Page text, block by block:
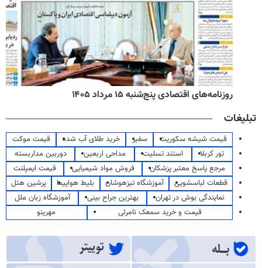
روزنامه‌های اقتصادی پنج‌شنبه ۱۵ مرداد ۱۴۰۵
تبلیغات
قیمت شیشه سکوریت سفیر خرید طلای آب شده
قیمت موکت
تور کربلا
استند تسلیت مداحی اربعین
دوربین مداربسته
مرجع پاسخ معتبر پزشکان
فروش مواد شیمیایی
قیمت ایمپلنت
قطعات لباسشویی
آموزشگاه تیزهوشان بلیط هواپیما
پرشین هتل
نمایندگی بوش در تهران
بهترین جراح بینی
آموزشگاه زبان ملل
قیمت و خرید سمعک نامرئی
مهرینو